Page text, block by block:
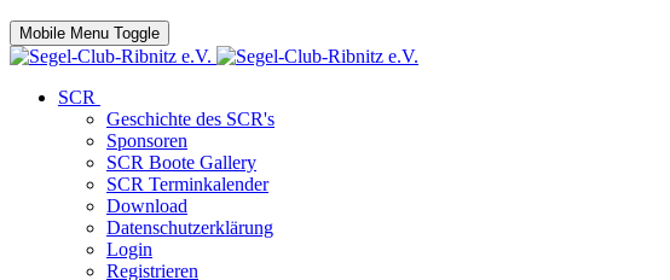
Mobile Menu Toggle
SCR
Geschichte des SCR's
Sponsoren
SCR Boote Gallery
SCR Terminkalender
Download
Datenschutzerklärung
Login
Registrieren